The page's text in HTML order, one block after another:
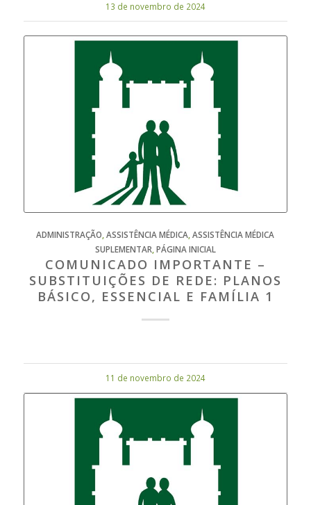
13 de novembro de 2024
ADMINISTRAÇÃO ,ASSISTÊNCIA MÉDICA ,ASSISTÊNCIA MÉDICA
SUPLEMENTAR PÁGINA INICIAL
COMUNICADO IMPORTANTE –
SUBSTITUIÇÕES DE REDE: PLANOS
BÁSICO, ESSENCIAL E FAMÍLIA 1
11 de novembro de 2024